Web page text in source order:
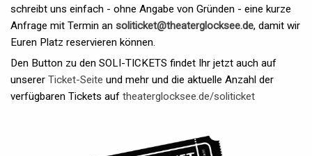
schreibt uns einfach - ohne Angabe von Gründen - eine kurze
Anfrage mit Termin an soliticket@theaterglocksee.de, damit wir
Euren Platz reservieren können.
Den Button zu den SOLI-TICKETS findet Ihr jetzt auch auf
unserer Ticket-Seite und mehr und die aktuelle Anzahl der
verfügbaren Tickets auf theaterglocksee.de/soliticket